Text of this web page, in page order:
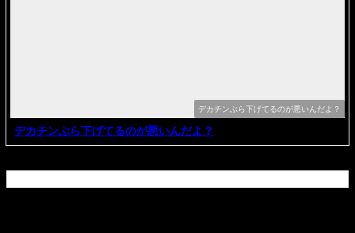
デカチンぶら下げてるのが悪いんだよ？
デカチンぶら下げてるのが悪いんだよ？